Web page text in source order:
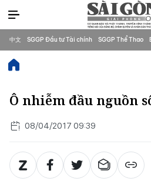
中文 SGGP Đầu tư Tài chính SGGP Thể Thao
Ô nhiễm đầu nguồn
08/04/2017 09:39